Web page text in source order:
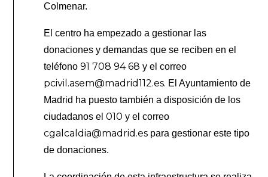
Colmenar.
El centro ha empezado a gestionar las
donaciones y demandas que se reciben en el
teléfono91 708 94 68 y el correo
pcivil.asem@madrid112.es. El Ayuntamiento de
Madrid ha puesto también a disposición de los
ciudadanos el010 y el correo
cgalcaldia@madrid.es para gestionar este tipo
de donaciones.